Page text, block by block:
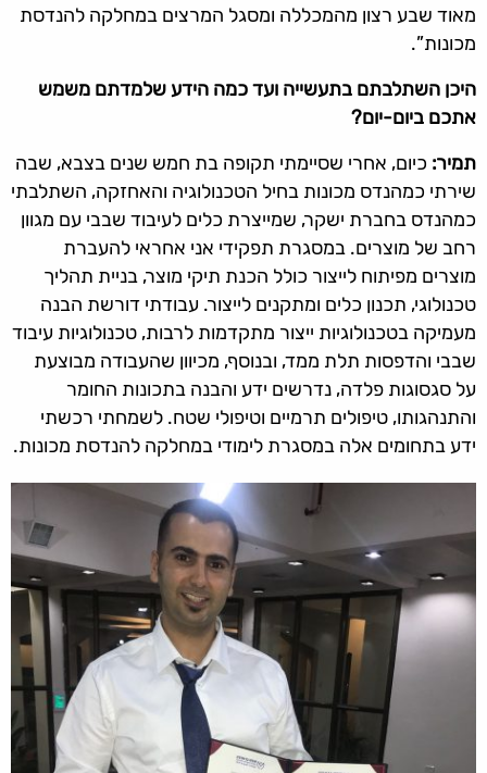
מאוד שבע רצון מהמכללה ומסגל המרצים במחלקה להנדסת
מכונות”.
היכן השתלבתם בתעשייה ועד כמה הידע שלמדתם משמש
אתכם ביום-יום?
תמיר: כיום, אחרי שסיימתי תקופה בת חמש שנים בצבא, שבה
שירתי כמהנדס מכונות בחיל הטכנולוגיה והאחזקה, השתלבתי
כמהנדס בחברת ישקר, שמייצרת כלים לעיבוד שבבי עם מגוון
רחב של מוצרים. במסגרת תפקידי אני אחראי להעברת
מוצרים מפיתוח לייצור כולל הכנת תיקי מוצר, בניית תהליך
טכנולוגי, תכנון כלים ומתקנים לייצור. עבודתי דורשת הבנה
מעמיקה בטכנולוגיות ייצור מתקדמות לרבות, טכנולוגיות עיבוד
שבבי והדפסות תלת ממד, ובנוסף, מכיוון שהעבודה מבוצעת
על סגסוגות פלדה, נדרשים ידע והבנה בתכונות החומר
והתנהגותו, טיפולים תרמיים וטיפולי שטח. לשמחתי רכשתי
ידע בתחומים אלה במסגרת לימודי במחלקה להנדסת מכונות.